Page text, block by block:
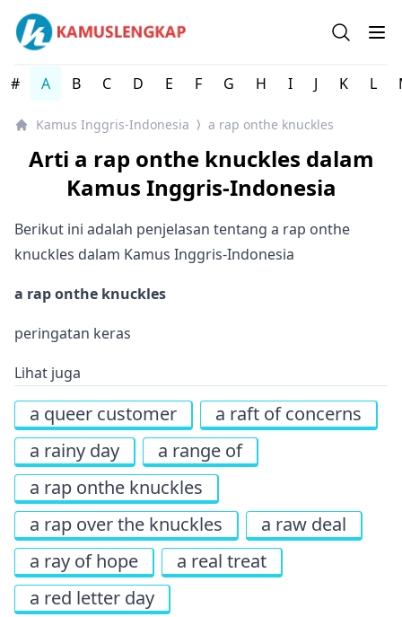
Kamus Lengkap Inggris-Indonesia - Kamus Bahasa
Open
# A B C D E F G H I J K L
Kamus Inggris-Indonesia ⟩ a rap onthe knuckles
Arti a rap onthe knuckles dalam
Kamus Inggris-Indonesia
Berikut ini adalah penjelasan tentang a rap onthe
knuckles dalam Kamus Inggris-Indonesia
a rap onthe knuckles
peringatan keras
Lihat juga
a queer customer
a raft of concerns
a rainy day
a range of
a rap onthe knuckles
a rap over the knuckles
a raw deal
a ray of hope
a real treat
a red letter day